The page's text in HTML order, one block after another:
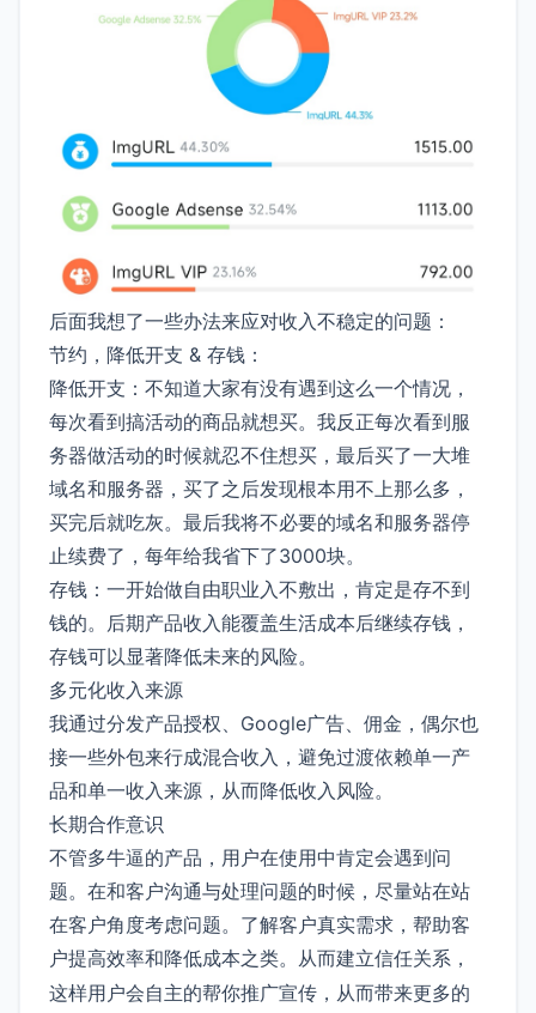
后面我想了一些办法来应对收入不稳定的问题：
节约，降低开支 & 存钱：
降低开支：不知道大家有没有遇到这么一个情况，
每次看到搞活动的商品就想买。我反正每次看到服
务器做活动的时候就忍不住想买，最后买了一大堆
域名和服务器，买了之后发现根本用不上那么多，
买完后就吃灰。最后我将不必要的域名和服务器停
止续费了，每年给我省下了3000块。
存钱：一开始做自由职业入不敷出，肯定是存不到
钱的。后期产品收入能覆盖生活成本后继续存钱，
存钱可以显著降低未来的风险。
多元化收入来源
我通过分发产品授权、Google广告、佣金，偶尔也
接一些外包来行成混合收入，避免过渡依赖单一产
品和单一收入来源，从而降低收入风险。
长期合作意识
不管多牛逼的产品，用户在使用中肯定会遇到问
题。在和客户沟通与处理问题的时候，尽量站在站
在客户角度考虑问题。了解客户真实需求，帮助客
户提高效率和降低成本之类。从而建立信任关系，
这样用户会自主的帮你推广宣传，从而带来更多的